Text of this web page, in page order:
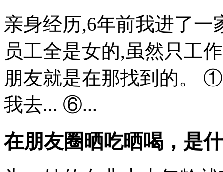
亲身经历,6年前我进了一
员工全是女的,虽然只工
朋友就是在那找到的。
我去... ⑥...
在朋友圈晒吃晒喝，是